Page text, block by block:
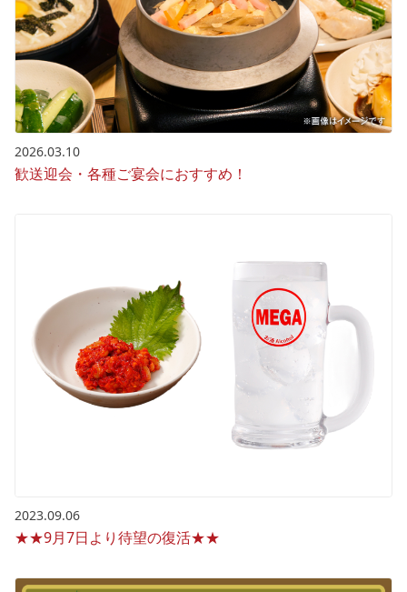
2026.03.10
歓送迎会・各種ご宴会におすすめ！
2023.09.06
★★9月7日より待望の復活★★